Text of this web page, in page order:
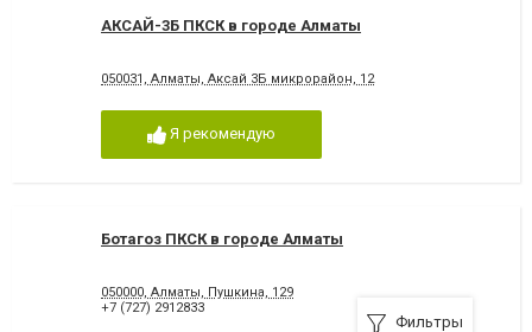
АКСАЙ-3Б ПКСК в городе Алматы
050031, Алматы, Аксай 3Б микрорайон, 12
Я рекомендую
Ботагоз ПКСК в городе Алматы
050000, Алматы, Пушкина, 129
+7 (727) 2912833
Фильтры